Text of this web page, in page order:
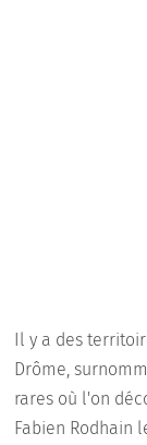
Il y a des
Drôme,
rares où l'on
Fabien Rodhain